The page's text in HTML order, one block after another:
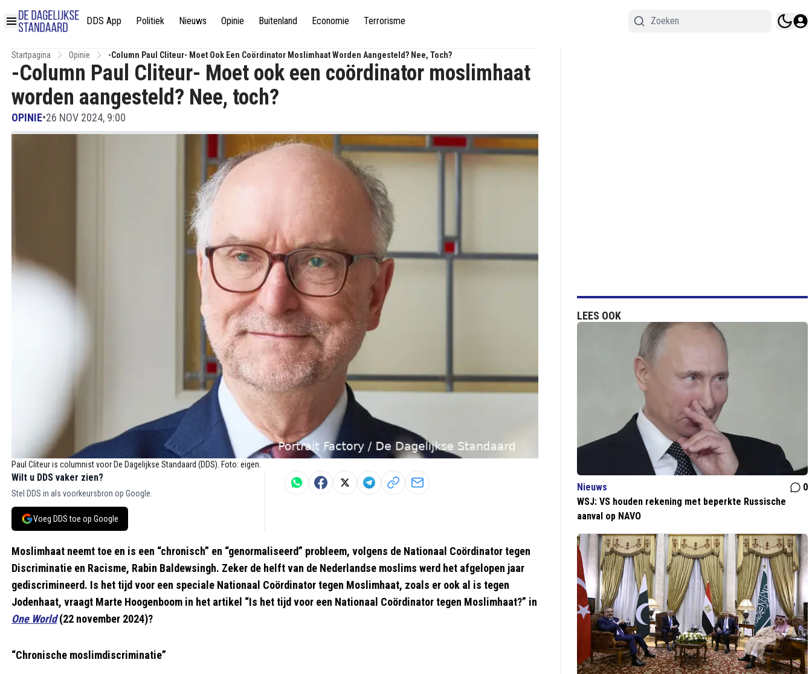
DDS App Politiek Nieuws Opinie Buitenland Economie Terrorisme
Startpagina Opinie -Column Paul Cliteur- Moet Ook Een Coördinator Moslimhaat Worden Aangesteld? Nee, Toch?
Paul Cliteur is columnist voor De Dagelijkse Standaard (DDS). Foto: eigen.
-Column Paul Cliteur- Moet ook een coördinator moslimhaat
worden aangesteld? Nee, toch?
OPINIE•26 NOV 2024, 9:00
Wilt u DDS vaker zien?
Stel DDS in als voorkeursbron op Google.
Voeg DDS toe op Google
Moslimhaat neemt toe en is een “chronisch” en “genormaliseerd” probleem, volgens de Nationaal Coördinator tegen
Discriminatie en Racisme, Rabin Baldewsingh. Zeker de helft van de Nederlandse moslims werd het afgelopen jaar
gediscrimineerd. Is het tijd voor een speciale Nationaal Coördinator tegen Moslimhaat, zoals er ook al is tegen
Jodenhaat, vraagt Marte Hoogenboom in het artikel “Is het tijd voor een Nationaal Coördinator tegen Moslimhaat?” in
One World(22 november 2024)?
“Chronische moslimdiscriminatie”
LEES OOK
Nieuws
0
WSJ: VS houden rekening met beperkte Russische
aanval op NAVO